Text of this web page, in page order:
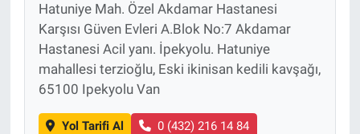
Hatuniye Mah. Özel Akdamar Hastanesi
Karşısı Güven Evleri A.Blok No:7 Akdamar
Hastanesi Acil yanı. İpekyolu. Hatuniye
mahallesi terzioğlu, Eski ikinisan kedili kavşağı,
65100 Ipekyolu Van
Yol Tarifi Al 0 (432) 216 14 84